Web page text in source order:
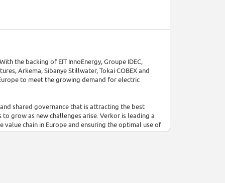
the backing of EIT InnoEnergy, Groupe IDEC,
Arkema, Sibanye Stillwater, Tokai COBEX and
to meet the growing demand for electric
shared governance that is attracting the best
grow as new challenges arise. Verkor is leading a
chain in Europe and ensuring the optimal use of
4.0 pilot line in 2022. A model of excellence,